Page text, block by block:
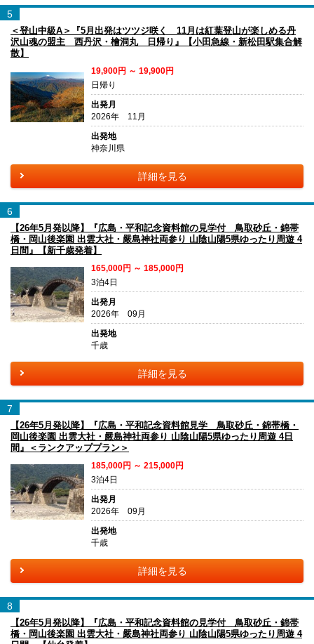
5
＜登山中級A＞『5月出発はツツジ咲く 11月は紅葉登山が楽しめる丹
沢山魂の盟主 西丹沢・檜洞丸 日帰り』【小田急線・新松田駅集合解
散】
19,900円 ～ 19,900円
日帰り
出発月
2026年 11月
出発地
神奈川県
詳細を見る
6
【26年5月発以降】『広島・平和記念資料館の見学付 鳥取砂丘・錦帯
橋・岡山後楽園 出雲大社・嚴島神社両参り 山陰山陽5県ゆったり周遊 4
日間』【新千歳発着】
165,000円 ～ 185,000円
3泊4日
出発月
2026年 09月
出発地
千歳
詳細を見る
7
【26年5月発以降】『広島・平和記念資料館見学 鳥取砂丘・錦帯橋・
岡山後楽園 出雲大社・嚴島神社両参り 山陰山陽5県ゆったり周遊 4日
間』＜ランクアッププラン＞
185,000円 ～ 215,000円
3泊4日
出発月
2026年 09月
出発地
千歳
詳細を見る
8
【26年5月発以降】『広島・平和記念資料館の見学付 鳥取砂丘・錦帯
橋・岡山後楽園 出雲大社・嚴島神社両参り 山陰山陽5県ゆったり周遊 4